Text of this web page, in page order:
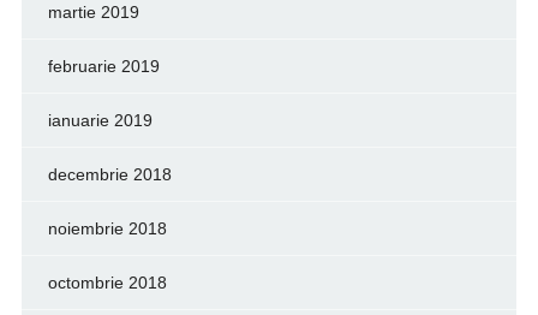
martie 2019
februarie 2019
ianuarie 2019
decembrie 2018
noiembrie 2018
octombrie 2018